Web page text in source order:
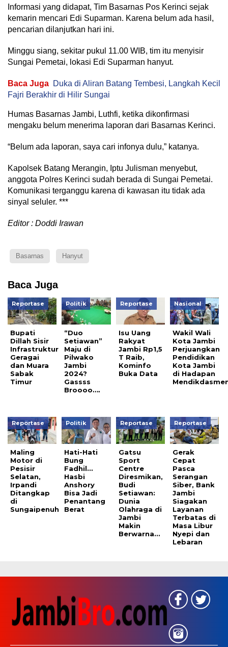
Informasi yang didapat, Tim Basarnas Pos Kerinci sejak
kemarin mencari Edi Suparman. Karena belum ada hasil,
pencarian dilanjutkan hari ini.
Minggu siang, sekitar pukul 11.00 WIB, tim itu menyisir
Sungai Pemetai, lokasi Edi Suparman hanyut.
Baca Juga Duka di Aliran Batang Tembesi, Langkah Kecil
Fajri Berakhir di Hilir Sungai
Humas Basarnas Jambi, Luthfi, ketika dikonfirmasi
mengaku belum menerima laporan dari Basarnas Kerinci.
“Belum ada laporan, saya cari infonya dulu,” katanya.
Kapolsek Batang Merangin, Iptu Julisman menyebut,
anggota Polres Kerinci sudah berada di Sungai Pemetai.
Komunikasi terganggu karena di kawasan itu tidak ada
sinyal seluler. ***
Editor : Doddi Irawan
Basarnas Hanyut
Baca Juga
Reportase
Bupati
Dillah Sisir
Infrastruktur
Geragai
dan Muara
Sabak
Timur
Politik
“Duo
Setiawan”
Maju di
Pilwako
Jambi
2024?
Gassss
Broooo….
Reportase
Isu Uang
Rakyat
Jambi Rp1,5
T Raib,
Kominfo
Buka Data
Nasional
Wakil Wali
Kota Jambi
Perjuangkan
Pendidikan
Kota Jambi
di Hadapan
Reportase
Maling
Motor di
Pesisir
Selatan,
Irpandi
Ditangkap
di
Sungaipenuh
Politik
Hati-Hati
Bung
Fadhil…
Hasbi
Anshory
Bisa Jadi
Penantang
Berat
Reportase
Gatsu
Sport
Centre
Diresmikan,
Budi
Setiawan:
Dunia
Olahraga di
Jambi
Makin
Berwarna…
Reportase
Gerak
Cepat
Pasca
Serangan
Siber, Bank
Jambi
Siagakan
Layanan
Terbatas di
Masa Libur
Nyepi dan
Lebaran